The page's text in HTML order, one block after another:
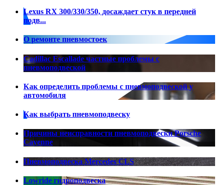
Lexus RX 300/330/350, досаждает стук в передней
подв...
О ремонте пневмостоек
Cadillac Escallade частные проблемы с
пневмоподвеской
Как определить проблемы с пневмоподвеской у
автомобиля
Как выбрать пневмоподвеску
Причины неисправности пневмоподвески Porsche
Cayenne
Пневмоподвеска Mercedes CLS
Lowride гидроподвеска